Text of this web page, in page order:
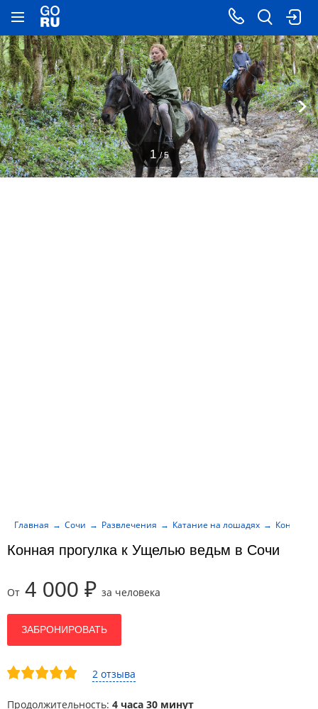
От 4 000 ₽ за человека
2 отзыва
Продолжительность: 4 часа 30 минут
ЗАБРОНИРОВАТЬ
Конная прогулка к Ущелью ведьм в Сочи
Главная Сочи Развлечения Катание на лошадях Конная
1 / 5